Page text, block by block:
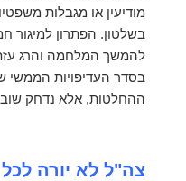
מודיעין או מגבלות
בשלטון. הפתרון למיגור
להמשך המלחמה והרג
בסדר העדיפויות הממשי
ההחלטות, אלא נדחק שוב
צה"ל לא יורה לכל